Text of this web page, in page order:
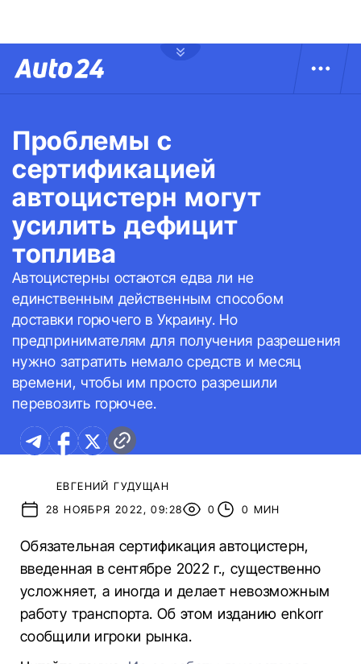
Проблемы с
сертификацией
автоцистерн могут
усилить дефицит
топлива
Автоцистерны остаются едва ли не
единственным действенным способом
доставки горючего в Украину. Но
предпринимателям для получения разрешения
нужно затратить немало средств и месяц
времени, чтобы им просто разрешили
перевозить горючее.
ЕВГЕНИЙ ГУДУЩАН
28 НОЯБРЯ 2022, 09:28
0 0 МИН
Обязательная сертификация автоцистерн,
введенная в сентябре 2022 г., существенно
усложняет, а иногда и делает невозможным
работу транспорта. Об этом изданию enkorr
сообщили игроки рынка.